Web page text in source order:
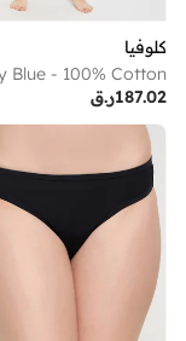
كلوفيا
ر.ق187.02